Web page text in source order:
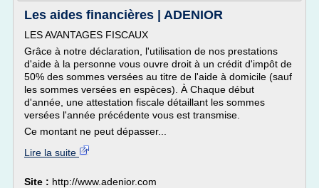
Les aides financières | ADENIOR
LES AVANTAGES FISCAUX
Grâce à notre déclaration, l'utilisation de nos prestations
d'aide à la personne vous ouvre droit à un crédit d'impôt de
50% des sommes versées au titre de l'aide à domicile (sauf
les sommes versées en espèces). À Chaque début
d'année, une attestation fiscale détaillant les sommes
versées l'année précédente vous est transmise.
Ce montant ne peut dépasser...
Lire la suite
Site : http://www.adenior.com